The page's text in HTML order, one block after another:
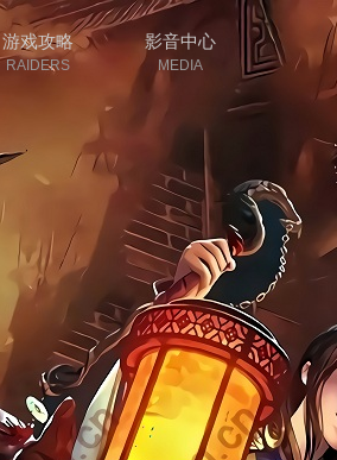
游戏攻略
RAIDERS
影音中心
MEDIA